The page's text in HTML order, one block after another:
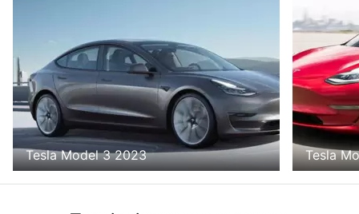
Tesla Model 3 2023 Tesla